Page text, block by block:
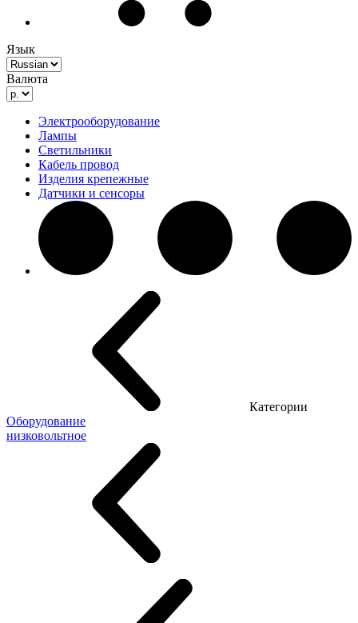
Язык
Валюта
Электрооборудование
Лампы
Светильники
Кабель провод
Изделия крепежные
Датчики и сенсоры
Категории
Оборудование
низковольтное